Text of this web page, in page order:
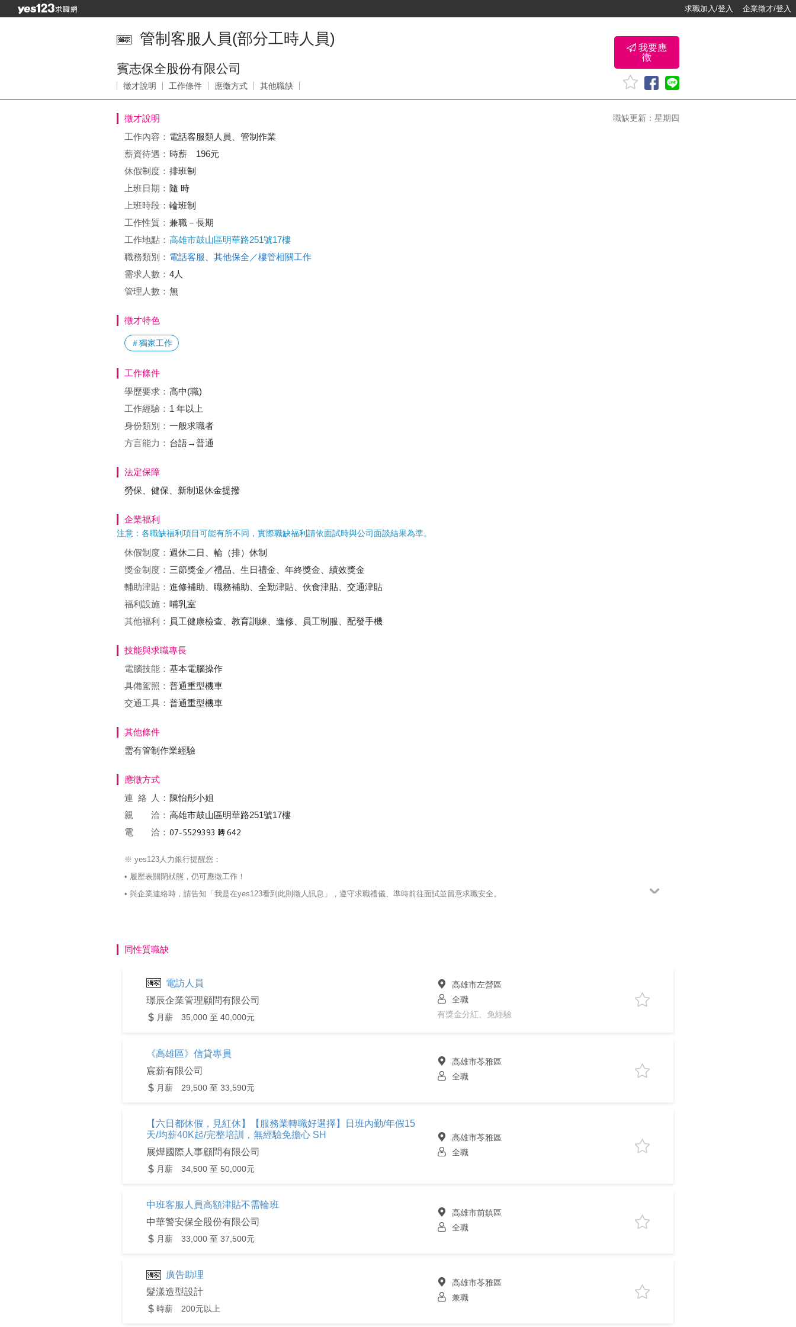
求職加入/登入 企業徵才/登入
管制客服人員(部分工時人員)
賓志保全股份有限公司
徵才說明 工作條件 應徵方式 其他職缺
我要應
徵
徵才說明 職缺更新：星期四
工作內容： 電話客服類人員、管制作業
薪資待遇： 時薪 196元
休假制度： 排班制
上班日期： 隨 時
上班時段： 輪班制
工作性質： 兼職－長期
工作地點： 高雄市鼓山區明華路251號17樓
職務類別： 電話客服
其他保全／樓管相關工作
需求人數： 4人
管理人數： 無
徵才特色
＃獨家工作
工作條件
學歷要求： 高中(職)
工作經驗： 1 年以上
身份類別： 一般求職者
方言能力： 台語→普通
法定保障
勞保、健保、新制退休金提撥
企業福利
注意：各職缺福利項目可能有所不同，實際職缺福利請依面試時與公司面談結果為準。
休假制度： 週休二日、輪（排）休制
獎金制度： 三節獎金／禮品、生日禮金、年終獎金、績效獎金
輔助津貼： 進修補助、職務補助、全勤津貼、伙食津貼、交通津貼
福利設施： 哺乳室
其他福利： 員工健康檢查、教育訓練、進修、員工制服、配發手機
技能與求職專長
電腦技能： 基本電腦操作
具備駕照： 普通重型機車
交通工具： 普通重型機車
其他條件
需有管制作業經驗
應徵方式
連絡
人： 陳怡彤小姐
親 洽： 高雄市鼓山區明華路251號17樓
電 洽：
※ yes123人力銀行提醒您：
• 履歷表關閉狀態，仍可應徵工作！
• 與企業連絡時，請告知「我是在yes123看到此則徵人訊息」，遵守求職禮儀、準時前往面試並留意求職安全。
同性質職缺
電訪人員
璟辰企業管理顧問有限公司
月薪 35,000 至 40,000元
高雄市左營區
全職
有獎金分紅、免經驗
《高雄區》信貸專員
宸薪有限公司
月薪 29,500 至 33,590元
高雄市苓雅區
全職
【六日都休假，見紅休】【服務業轉職好選擇】日班內勤/年假15
天/均薪40K起/完整培訓，無經驗免擔心 SH
展燁國際人事顧問有限公司
月薪 34,500 至 50,000元
高雄市苓雅區
全職
中班客服人員高額津貼不需輪班
中華警安保全股份有限公司
月薪 33,000 至 37,500元
高雄市前鎮區
全職
廣告助理
髮漾造型設計
時薪 200元以上
高雄市苓雅區
兼職